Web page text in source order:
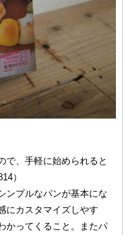
で、手軽に始められると
）
ンプルなパンが基本にな
にカスタマイズしやす
かってくること。またパ